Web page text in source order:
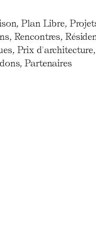
, Plan Libre,
, Rencontres,
, Prix d'architecture,
, Partenaires